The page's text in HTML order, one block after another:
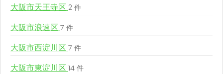
大阪市天王寺区 2 件
大阪市浪速区 7 件
大阪市西淀川区 7 件
大阪市東淀川区 14 件